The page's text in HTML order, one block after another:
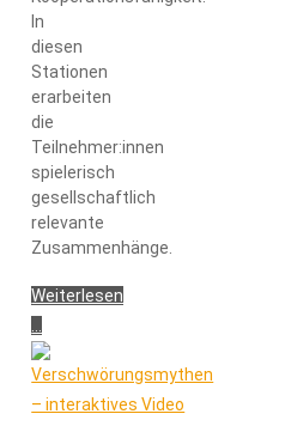
In
diesen
Stationen
erarbeiten
die
Teilnehmer:innen
spielerisch
gesellschaftlich
relevante
Zusammenhänge.
Weiterlesen
"#FITFORDEMOCRACY"